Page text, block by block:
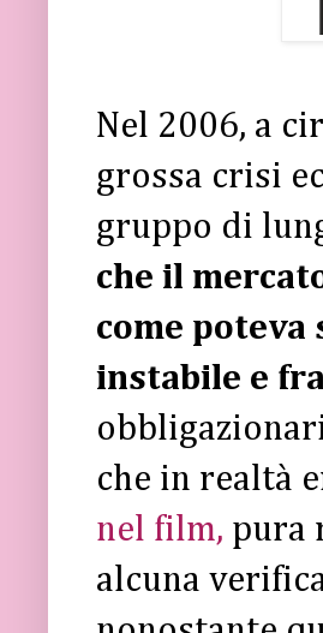
Nel 2006, a
grossa crisi
gruppo di
che il
come
instabile e
che in realtà
nel film, pura
alcuna